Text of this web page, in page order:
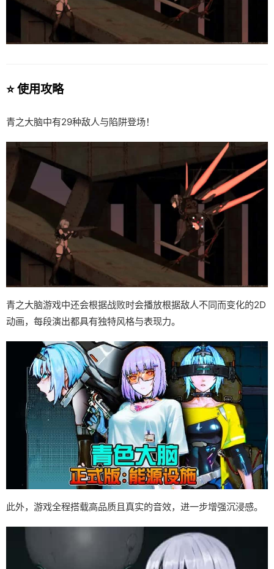
⭐ 使用攻略
青之大脑中有29种敌人与陷阱登场！
青之大脑游戏中还会根据战败时会播放根据敌人不同而变化的2D
动画，每段演出都具有独特风格与表现力。
此外，游戏全程搭载高品质且真实的音效，进一步增强沉浸感。